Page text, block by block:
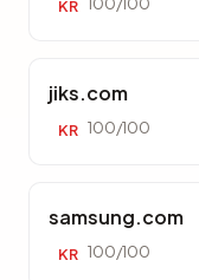
KR
jiks.com
KR 100/100
samsung.com
KR 100/100